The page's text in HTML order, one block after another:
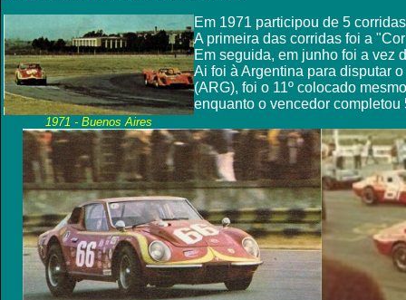
1971 - Buenos Aires
Em 1971 participou de 5
A primeira das corridas foi a
Em seguida, em junho foi a vez
Ai foi à Argentina para disputar
(ARG), foi o 11º colocado
enquanto o vencedor completou